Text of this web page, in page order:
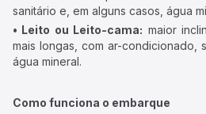
sanitário e, em alguns casos, água
• Leito ou Leito-cama: maior
mais longas, com ar-condicionado,
água mineral.
Como funciona o embarque